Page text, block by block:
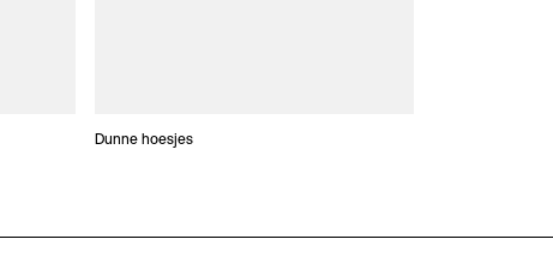
Dunne hoesjes